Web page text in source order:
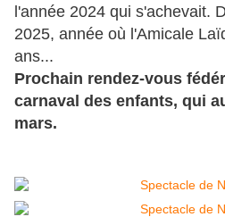
l'année 2024 qui s'achevait.
2025, année où l'Amicale
ans...
Prochain rendez-vous
carnaval des enfants, qui
mars.